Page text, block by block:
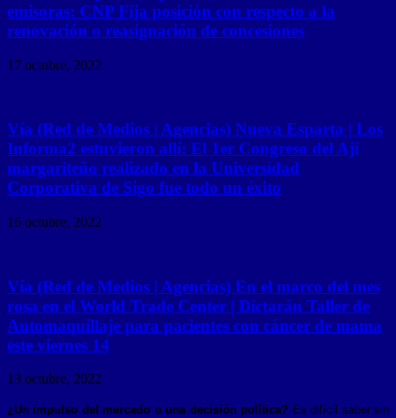
emisoras: CNP Fija posición con respecto a la
renovación o reasignación de concesiones
17 octubre, 2022
Vía (Red de Medios | Agencias) Nueva Esparta | Los
Informa2 estuvieron allí: El 1er Congreso del Ají
margariteño realizado en la Universidad
Corporativa de Sigo fue todo un éxito
16 octubre, 2022
Vía (Red de Medios | Agencias) En el marco del mes
rosa en el World Trade Center | Dictarán Taller de
Automaquillaje para pacientes con cáncer de mama
este viernes 14
13 octubre, 2022
¿Un impulso del mercado o una decisión política? Es difícil saber sin